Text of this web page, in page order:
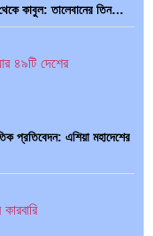
থেকে কাবুল: তালেবানের তিন…
প্রতিবেদন: এশিয়া মহাদেশের